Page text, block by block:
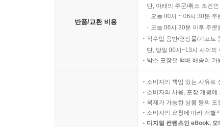
반품/교환 비용
단, 아래의 주문/취소 조건
오늘 00시 ~ 06시 30분
오늘 06시 30분 이후 주
직수입 음반/영상물/기프트
단, 당일 00시~13시 사이의
박스 포장은 택배 배송이
소비자의 책임 있는 사유로
소비자의 사용, 포장 개봉
복제가 가능한 상품 등의
소비자의 요청에 따라 개별
디지털 컨텐츠인 eBook,